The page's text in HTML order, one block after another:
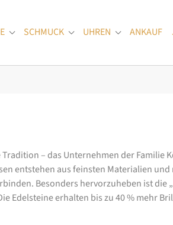
Submenu for "Trauringe"
SCHMUCK Submenu for "Schmuck"
UHREN Submenu
ANKAUF
– das Unternehmen der
entstehen aus feinsten Materialien
Besonders hervorzuheben ist
Edelsteine erhalten bis zu 40 % mehr